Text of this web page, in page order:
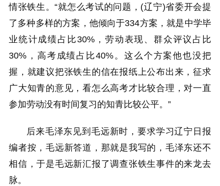
情张铁生。“就怎么考试的问题，(辽宁)省委开会提
了多种多样的方案，他倾向于334方案，就是中学毕
业统计成绩占比30%，劳动表现、群众评议占比
30%，高考成绩占比40%。这么个方案他也没把
握，就建议把张铁生的信在报纸上公布出来，征求
广大知青的意见，看怎么高考才比较合理，对一直
参加劳动没有时间复习的知青比较公平。”
后来毛泽东见到毛远新时，要求学习辽宁日报
编者按，毛远新答道，那就是我写的，毛泽东还不
相信，于是毛远新汇报了调查张铁生事件的来龙去
脉。